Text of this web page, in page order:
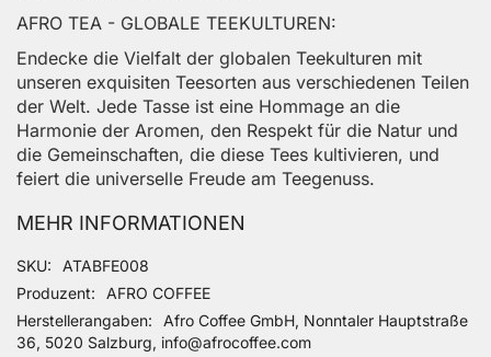
AFRO TEA - GLOBALE TEEKULTUREN:
Endecke die Vielfalt der globalen Teekulturen mit
unseren exquisiten Teesorten aus verschiedenen Teilen
der Welt. Jede Tasse ist eine Hommage an die
Harmonie der Aromen, den Respekt für die Natur und
die Gemeinschaften, die diese Tees kultivieren, und
feiert die universelle Freude am Teegenuss.
MEHR INFORMATIONEN
Mehr Informationen
SKU
ATABFE008
Produzent
AFRO COFFEE
Herstellerangaben
Afro Coffee GmbH, Nonntaler Hauptstraße
36, 5020 Salzburg, info@afrocoffee.com